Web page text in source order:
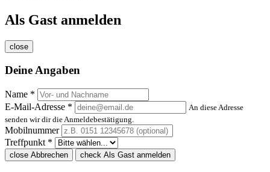
Als Gast anmelden
close
Deine Angaben
Name *
E-Mail-Adresse *
An diese Adresse
senden wir dir die Anmeldebestätigung.
Mobilnummer
Treffpunkt *
close Abbrechen check Als Gast anmelden